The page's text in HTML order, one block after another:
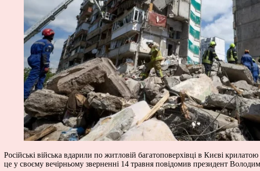
Російські війська вдарили по житловій багатоповерхівці в Києві
це у своєму вечірньому зверненні 14 травня повідомив президент